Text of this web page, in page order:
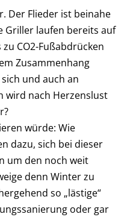
Der Flieder ist beinahe
Griller laufen bereits auf
CO2-Fußabdrücken
Zusammenhang
und auch an
wird nach Herzenslust
würde: Wie
dazu, sich bei ­dieser
um den noch weit
denn Winter zu
so „lästige“
oder gar